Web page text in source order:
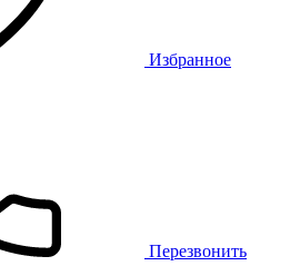
Избранное
Перезвонить